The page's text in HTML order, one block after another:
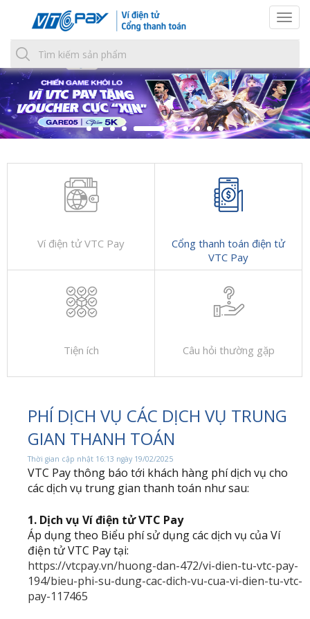
Ví điện tử VTC Pay
Cổng thanh toán điện tử
VTC Pay
Tiện ích Câu hỏi thường gặp
PHÍ DỊCH VỤ CÁC DỊCH VỤ TRUNG
GIAN THANH TOÁN
Thời gian cập nhật 16:13 ngày 19/02/2025
VTC Pay thông báo tới khách hàng phí dịch vụ cho
các dịch vụ trung gian thanh toán như sau:
1. Dịch vụ Ví điện tử VTC Pay
Áp dụng theo Biểu phí sử dụng các dịch vụ của Ví
điện tử VTC Pay tại:
https://vtcpay.vn/huong-dan-472/vi-dien-tu-vtc-pay-
194/bieu-phi-su-dung-cac-dich-vu-cua-vi-dien-tu-vtc-
pay-117465